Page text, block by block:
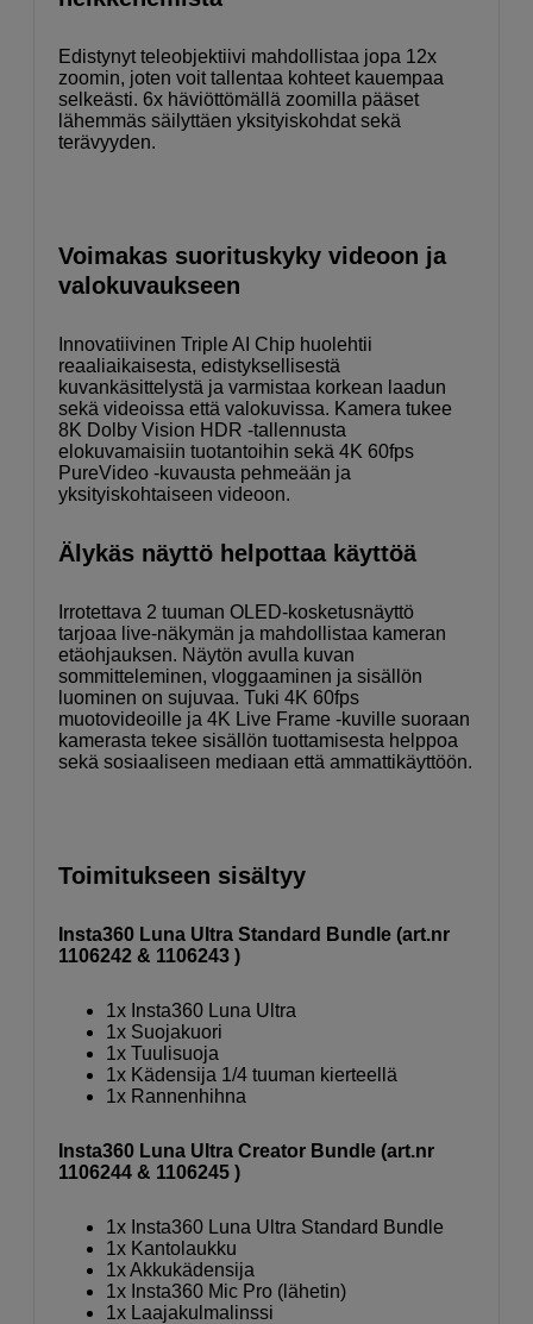
Edistynyt teleobjektiivi mahdollistaa jopa 12x
zoomin, joten voit tallentaa kohteet kauempaa
selkeästi. 6x häviöttömällä zoomilla pääset
lähemmäs säilyttäen yksityiskohdat sekä
terävyyden.
Voimakas suorituskyky videoon ja
valokuvaukseen
Innovatiivinen Triple AI Chip huolehtii
reaaliaikaisesta, edistyksellisestä
kuvankäsittelystä ja varmistaa korkean laadun
sekä videoissa että valokuvissa. Kamera tukee
8K Dolby Vision HDR -tallennusta
elokuvamaisiin tuotantoihin sekä 4K 60fps
PureVideo -kuvausta pehmeään ja
yksityiskohtaiseen videoon.
Älykäs näyttö helpottaa käyttöä
Irrotettava 2 tuuman OLED-kosketusnäyttö
tarjoaa live-näkymän ja mahdollistaa kameran
etäohjauksen. Näytön avulla kuvan
sommitteleminen, vloggaaminen ja sisällön
luominen on sujuvaa. Tuki 4K 60fps
muotovideoille ja 4K Live Frame -kuville suoraan
kamerasta tekee sisällön tuottamisesta helppoa
sekä sosiaaliseen mediaan että ammattikäyttöön.
Toimitukseen sisältyy
Insta360 Luna Ultra Standard Bundle (art.nr
1106242 & 1106243 )
1x Insta360 Luna Ultra
1x Suojakuori
1x Tuulisuoja
1x Kädensija 1/4 tuuman kierteellä
1x Rannenhihna
Insta360 Luna Ultra Creator Bundle (art.nr
1106244 & 1106245 )
1x Insta360 Luna Ultra Standard Bundle
1x Kantolaukku
1x Akkukädensija
1x Insta360 Mic Pro (lähetin)
1x Laajakulmalinssi